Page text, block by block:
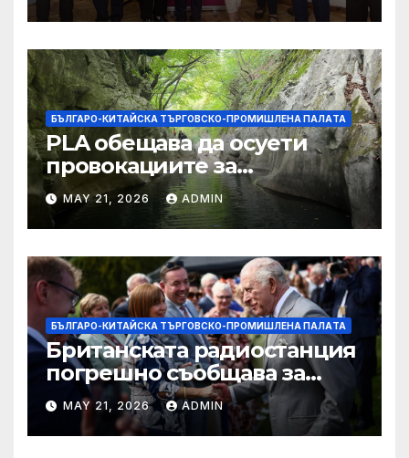
БЪЛГАРО-КИТАЙСКА ТЪРГОВСКО-ПРОМИШЛЕНА ПАЛAТА
PLA обещава да осуети
провокациите за
„независимост на Тайван“.
MAY 21, 2026 ADMIN
БЪЛГАРО-КИТАЙСКА ТЪРГОВСКО-ПРОМИШЛЕНА ПАЛAТА
Британската радиостанция
погрешно съобщава за
смъртта на крал Чарлз
MAY 21, 2026 ADMIN